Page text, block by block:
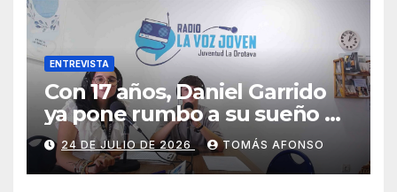
ENTREVISTA
Con 17 años, Daniel Garrido
ya pone rumbo a su sueño de
ser piloto.
24 DE JULIO DE 2026 TOMÁS AFONSO